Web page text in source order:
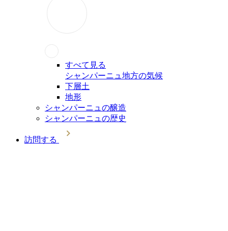
すべて見る
シャンパーニュ地方の気候
下層土
地形
シャンパーニュの醸造
シャンパーニュの歴史
訪問する